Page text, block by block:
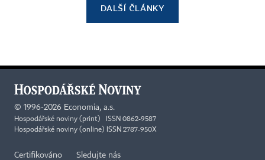
DALŠÍ ČLÁNKY
© 1996-2026 Economia, a.s.
Hospodářské noviny (print) ISSN 0862-9587
Hospodářské noviny (online) ISSN 2787-950X
Certifikováno Sledujte nás